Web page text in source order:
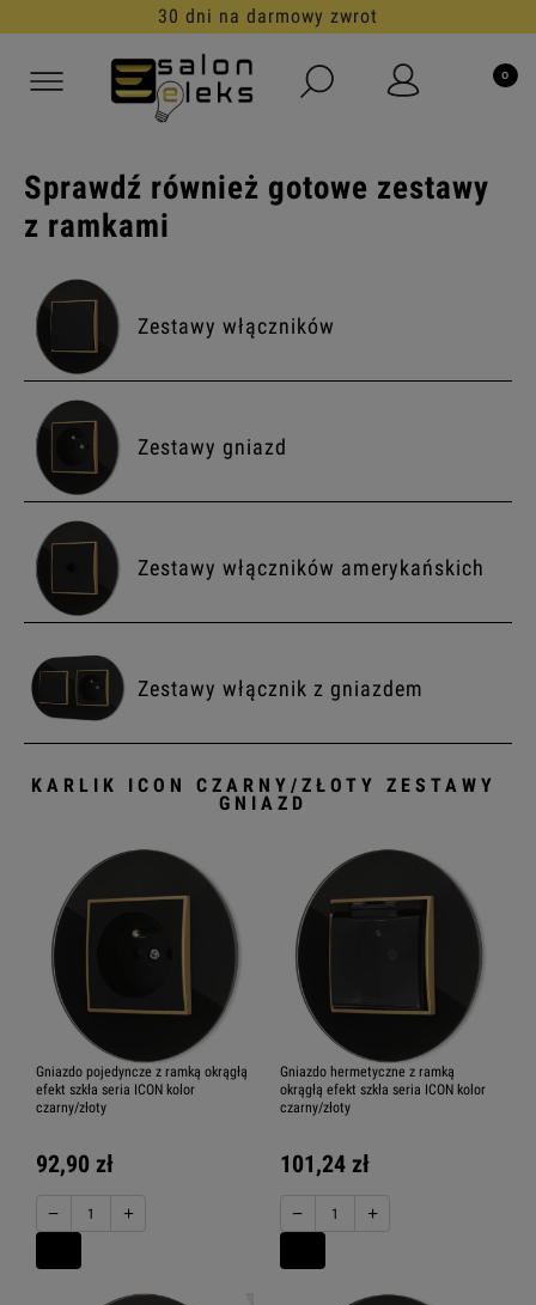
30 dni na darmowy zwrot
Sprawdź również gotowe zestawy
z ramkami
Zestawy włączników
Zestawy gniazd
Zestawy włączników amerykańskich
Zestawy włącznik z gniazdem
KARLIK ICON CZARNY/ZŁOTY ZESTAWY
GNIAZD
Gniazdo pojedyncze z ramką okrągłą
efekt szkła seria ICON kolor
czarny/złoty
92,90 zł
− +
Gniazdo hermetyczne z ramką
okrągłą efekt szkła seria ICON kolor
czarny/złoty
101,24 zł
− +